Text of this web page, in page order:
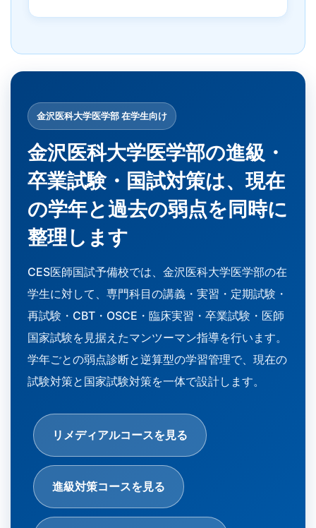
金沢医科大学医学部 在学生向け
金沢医科大学医学部の進級・
卒業試験・国試対策は、現在
の学年と過去の弱点を同時に
整理します
CES医師国試予備校では、金沢医科大学医学部の在
学生に対して、専門科目の講義・実習・定期試験・
再試験・CBT・OSCE・臨床実習・卒業試験・医師
国家試験を見据えたマンツーマン指導を行います。
学年ごとの弱点診断と逆算型の学習管理で、現在の
試験対策と国家試験対策を一体で設計します。
リメディアルコースを見る
進級対策コースを見る